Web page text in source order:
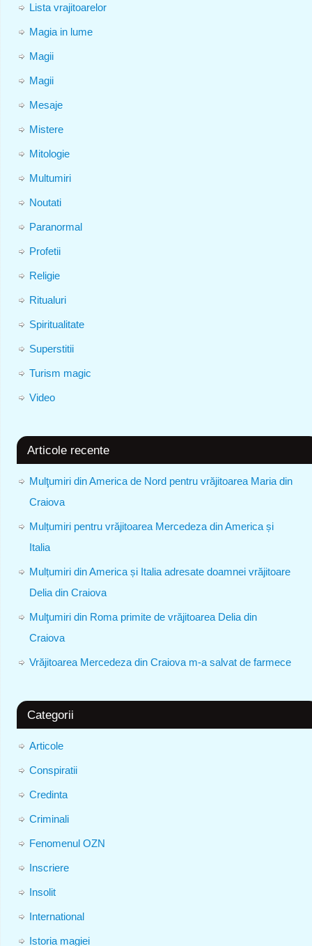
Lista vrajitoarelor
Magia in lume
Magii
Magii
Mesaje
Mistere
Mitologie
Multumiri
Noutati
Paranormal
Profetii
Religie
Ritualuri
Spiritualitate
Superstitii
Turism magic
Video
Articole recente
Mulţumiri din America de Nord pentru vrăjitoarea Maria din
Craiova
Mulțumiri pentru vrăjitoarea Mercedeza din America și
Italia
Mulțumiri din America și Italia adresate doamnei vrăjitoare
Delia din Craiova
Mulţumiri din Roma primite de vrăjitoarea Delia din
Craiova
Vrăjitoarea Mercedeza din Craiova m-a salvat de farmece
Categorii
Articole
Conspiratii
Credinta
Criminali
Fenomenul OZN
Inscriere
Insolit
International
Istoria magiei